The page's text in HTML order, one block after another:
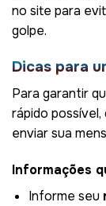
no site para
golpe.
Dicas para
Para garantir
rápido
enviar sua
Informações
Informe seu